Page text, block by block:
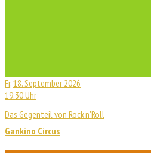
Fr, 18. September 2026
19:30 Uhr
Das Gegenteil von Rock'n'Roll
Gankino Circus